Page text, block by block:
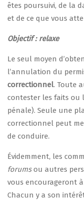
êtes poursuivi, de la
et de ce que vous
Objectif : relaxe
Le seul moyen
l’annulation du
correctionnel. Toute
contester les faits ou
pénale). Seule une
correctionnel peut
de conduire.
Évidemment, les
forumsou autres
vous encourageront
Chacun y a son